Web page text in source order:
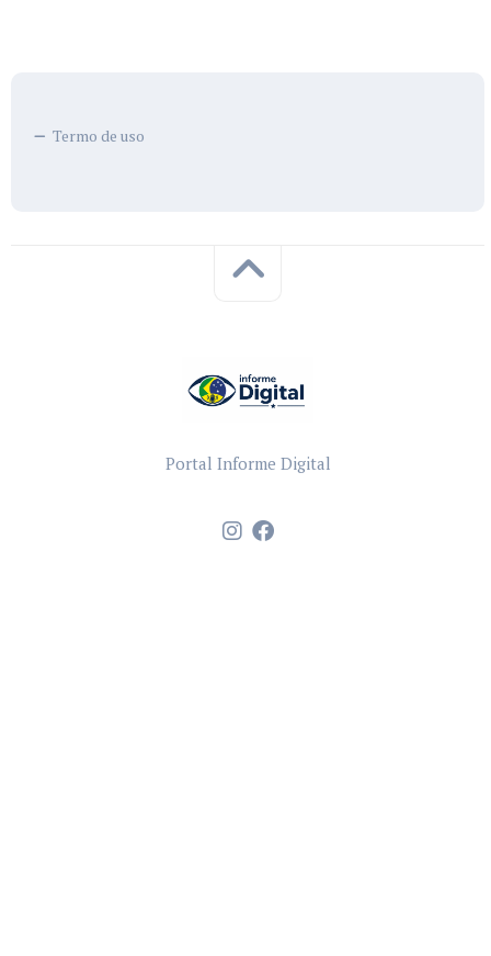
Termo de uso
Portal Informe Digital